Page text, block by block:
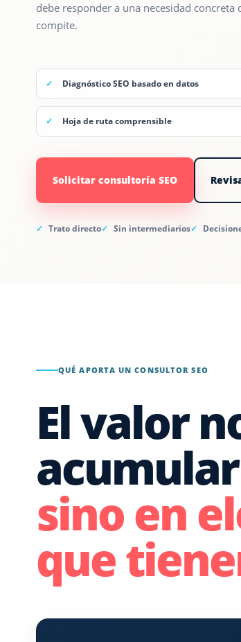
debe responder a una necesidad
compite.
Diagnóstico SEO basado en datos
Hoja de ruta comprensible
Solicitar consultoría SEO
Trato directo Sin intermediarios
QUÉ APORTA UN CONSULTOR SEO
El valor
sino en
que